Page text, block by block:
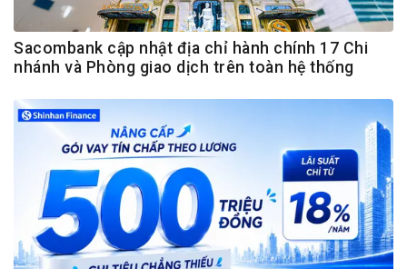
Sacombank cập nhật địa chỉ hành chính 17 Chi
nhánh và Phòng giao dịch trên toàn hệ thống